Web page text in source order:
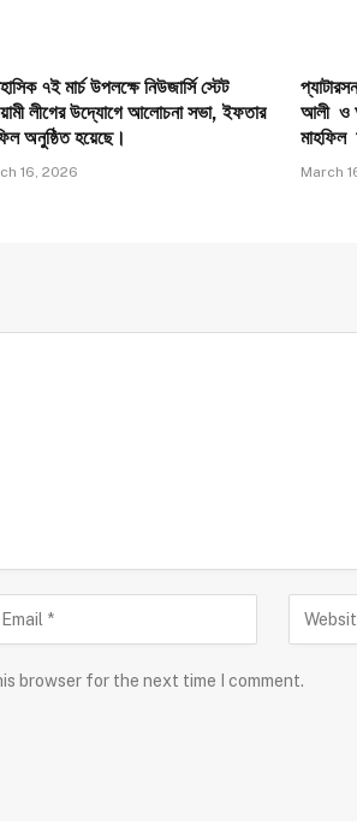
৭ই মার্চ উপলক্ষে নিউজার্সি স্টেট
লীগের উদ্যোগে আলোচনা সভা, ইফতার
অনুষ্ঠিত হয়েছে।
16, 2026
আলী ও
মাহফিল
March
browser for the next time I comment.